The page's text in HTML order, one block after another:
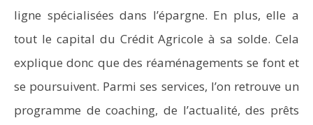
ligne spécialisées dans l’épargne. En plus, elle a
tout le capital du Crédit Agricole à sa solde. Cela
explique donc que des réaménagements se font et
se poursuivent. Parmi ses services, l’on retrouve un
programme de coaching, de l’actualité, des prêts